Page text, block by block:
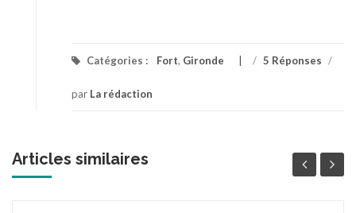
Catégories : Fort, Gironde / 5 Réponses /
par La rédaction
Articles similaires